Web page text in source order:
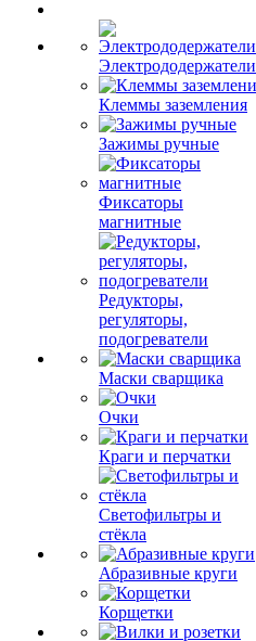
Электрододержатели
Клеммы заземления
Зажимы ручные
Фиксаторы
магнитные
Редукторы,
регуляторы,
подогреватели
Маски сварщика
Очки
Краги и перчатки
Светофильтры и
стёкла
Абразивные круги
Корщетки